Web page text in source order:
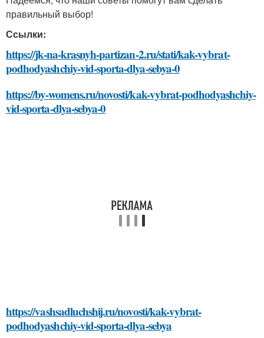
правильный выбор!
Ссылки:
https://jk-na-krasnyh-partizan-2.ru/stati/kak-vybrat-
podhodyashchiy-vid-sporta-dlya-sebya-0
https://by-womens.ru/novosti/kak-vybrat-podhodyashchiy-
vid-sporta-dlya-sebya-0
https://vashsadluchshij.ru/novosti/kak-vybrat-
podhodyashchiy-vid-sporta-dlya-sebya